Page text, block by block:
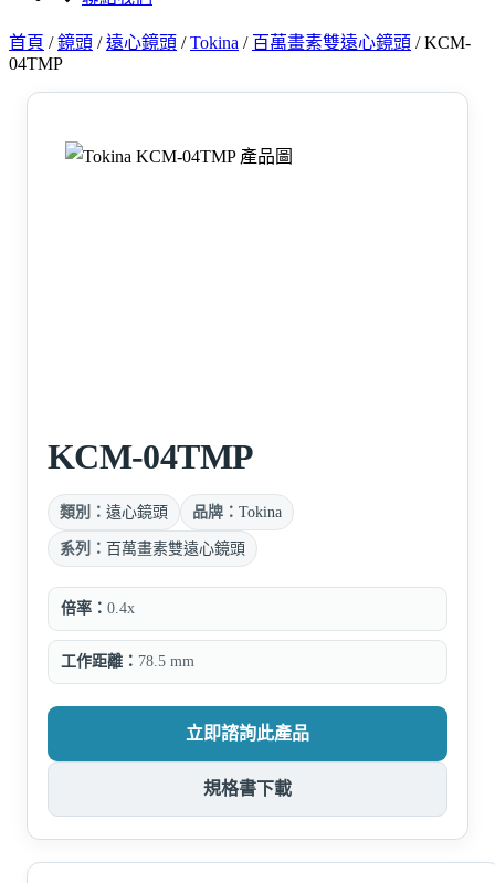
首頁 /鏡頭 /遠心鏡頭 /Tokina / 百萬畫素雙遠心鏡頭 /KCM-
04TMP
KCM-04TMP
類別： 遠心鏡頭 品牌： Tokina
系列： 百萬畫素雙遠心鏡頭
倍率： 0.4x
工作距離： 78.5 mm
立即諮詢此產品
規格書下載